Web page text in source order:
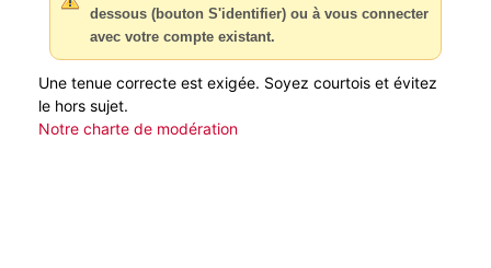
dessous (bouton S'identifier) ou à vous connecter
avec votre compte existant.
Une tenue correcte est exigée. Soyez courtois et évitez
le hors sujet.
Notre charte de modération